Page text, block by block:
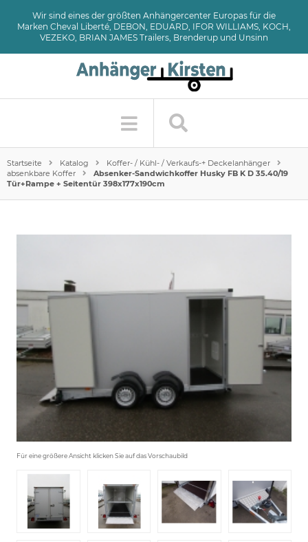
Wir sind eines der größten Anhängercenter Europas für die
Marken Cheval Liberté, DEBON, EDUARD, IFOR WILLIAMS, KOCH,
VEZEKO, BRIAN JAMES Trailers, Brenderup und Unsinn
Startseite Katalog
Koffer- / Kühl- / Verkaufs-+ Deckelanhänger
absenkbare Koffer
Absenker-Sandwichkoffer Husky FB K D 35.40/19
Tür+Rampe + Seitentür 398x177x190cm
Für eine größere Ansicht klicken Sie auf das Vorschaubild